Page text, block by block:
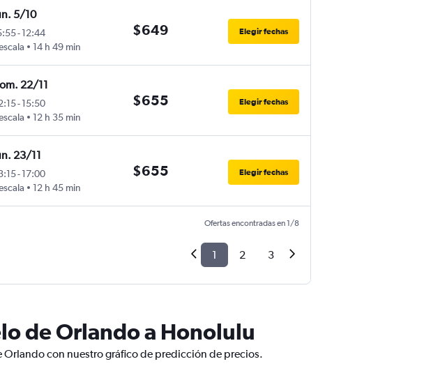
5/10
-12:44
14 h 49 min
$649 Elegir fechas
22/11
-15:50
12 h 35 min
$655 Elegir fechas
23/11
-17:00
12 h 45 min
$655 Elegir fechas
Ofertas encontradas en 1/8
1 2 3
de Orlando a Honolulu
con nuestro gráfico de predicción de precios.